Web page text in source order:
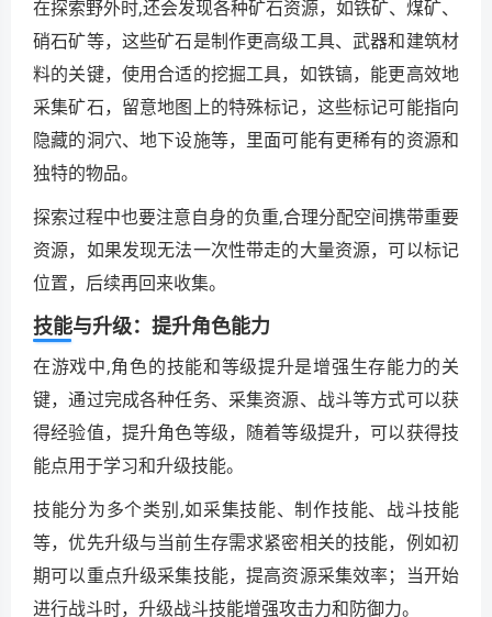
在探索野外时,还会发现各种矿石资源，如铁矿、煤矿、
硝石矿等，这些矿石是制作更高级工具、武器和建筑材
料的关键，使用合适的挖掘工具，如铁镐，能更高效地
采集矿石，留意地图上的特殊标记，这些标记可能指向
隐藏的洞穴、地下设施等，里面可能有更稀有的资源和
独特的物品。
探索过程中也要注意自身的负重,合理分配空间携带重要
资源，如果发现无法一次性带走的大量资源，可以标记
位置，后续再回来收集。
技能与升级：提升角色能力
在游戏中,角色的技能和等级提升是增强生存能力的关
键，通过完成各种任务、采集资源、战斗等方式可以获
得经验值，提升角色等级，随着等级提升，可以获得技
能点用于学习和升级技能。
技能分为多个类别,如采集技能、制作技能、战斗技能
等，优先升级与当前生存需求紧密相关的技能，例如初
期可以重点升级采集技能，提高资源采集效率；当开始
进行战斗时，升级战斗技能增强攻击力和防御力。